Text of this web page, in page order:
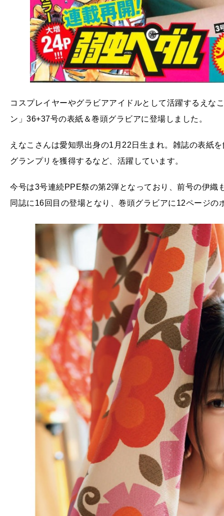
コスプレイヤーやグラビアアイドルとして活躍するえな
ン」36+37号の表紙＆巻頭グラビアに登場しました。
えなこさんは愛知県出身の1月22日生まれ。雑誌の表紙
グランプリを獲得するなど、活躍しています。
今号は3号連続PPE祭の第2弾となっており、前号の伊織
同誌に16回目の登場となり、巻頭グラビアに12ページの